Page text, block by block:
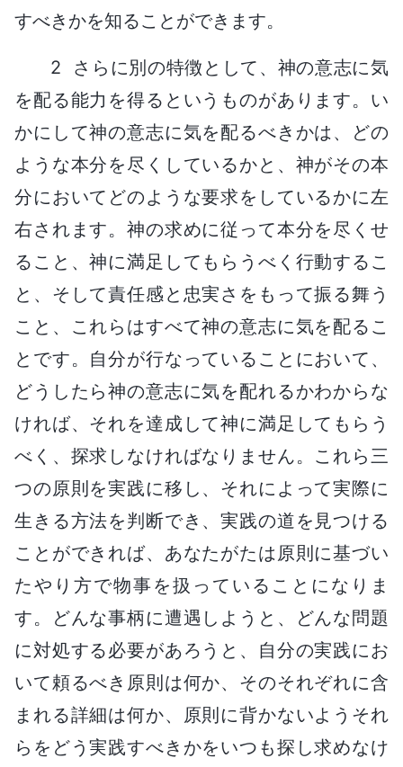
すべきかを知ることができます。
2 さらに別の特徴として、神の意志に気
を配る能力を得るというものがあります。い
かにして神の意志に気を配るべきかは、どの
ような本分を尽くしているかと、神がその本
分においてどのような要求をしているかに左
右されます。神の求めに従って本分を尽くせ
ること、神に満足してもらうべく行動するこ
と、そして責任感と忠実さをもって振る舞う
こと、これらはすべて神の意志に気を配るこ
とです。自分が行なっていることにおいて、
どうしたら神の意志に気を配れるかわからな
ければ、それを達成して神に満足してもらう
べく、探求しなければなりません。これら三
つの原則を実践に移し、それによって実際に
生きる方法を判断でき、実践の道を見つける
ことができれば、あなたがたは原則に基づい
たやり方で物事を扱っていることになりま
す。どんな事柄に遭遇しようと、どんな問題
に対処する必要があろうと、自分の実践にお
いて頼るべき原則は何か、そのそれぞれに含
まれる詳細は何か、原則に背かないようそれ
らをどう実践すべきかをいつも探し求めなけ